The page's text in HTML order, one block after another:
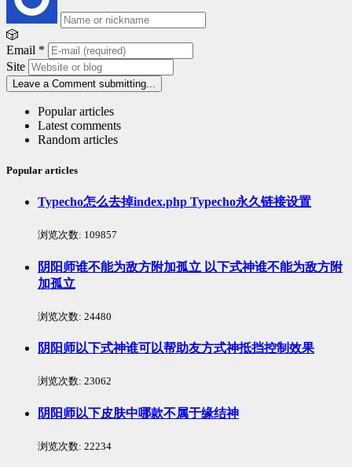
🎲
Email *
Site
Leave a Comment submitting...
Popular articles
Latest comments
Random articles
Popular articles
Typecho怎么去掉index.php Typecho永久链接设置
浏览次数: 109857
阴阳师谁不能为敌方附加孤立 以下式神谁不能为敌方附
加孤立
浏览次数: 24480
阴阳师以下式神谁可以帮助友方式神抵挡控制效果
浏览次数: 23062
阴阳师以下皮肤中哪款不属于缘结神
浏览次数: 22234